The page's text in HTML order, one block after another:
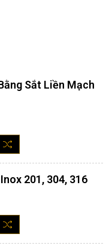
Đặc điểm kỹ thuật
tế của từng dòng
dòng vật liệu inox
ống vuông inox
đầu
& báo giá chi tiết
vuông trang trí
kiến trúc
Sắt Liền Mạch
201, 304, 316